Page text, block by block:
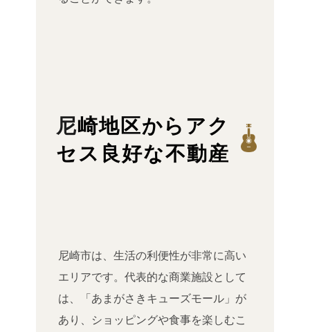
尼崎地区からアク
セス良好な不動産
尼崎市は、生活の利便性が非常に高い
エリアです。代表的な商業施設として
は、「あまがさきキューズモール」が
あり、ショッピングや食事を楽しむこ